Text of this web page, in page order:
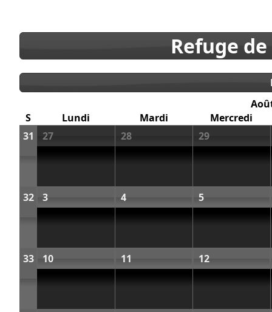
Refuge
S
Lundi Mardi
Mercredi
31
27 28 29
32 3 4 5
33 10 11 12